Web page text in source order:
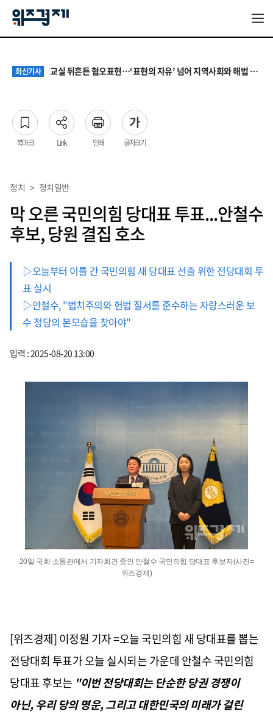
최신기사 교실 뒤흔든 혐오표현…‘표현의 자유’ 넘어 지역사회와 해법 모색
최신기사 대기업 노조 '영업이익 성과급' 요구에 전문가들 "최종 이익·투자 여력 반영해야"
최신기사 서울 집값 다시 0.26% 상승…전세도 수도권 중심으로 압박 커져
북마크 Link 인쇄 글자크기
정치 > 정치일반
막 오른 국민의힘 당대표 투표...안철수
후보, 당원 결집 호소
▷오늘부터 이틀 간 국민의힘 새 당대표 선출 위한 전당대회 투
표 실시
▷안철수, "법치주의와 헌법 질서를 준수하는 자랑스러운 보
수 정당의 본모습을 찾아야"
입력 : 2025-08-20 13:00
20일 국회 소통관에서 기자회견 중인 안철수 국민의힘 당대표 후보자(사진=
위즈경제)
[위즈경제] 이정원 기자 =오늘 국민의힘 새 당대표를 뽑는
전당대회 투표가 오늘 실시되는 가운데 안철수 국민의힘
당대표 후보는 "이번 전당대회는 단순한 당권 경쟁이
아닌, 우리 당의 명운, 그리고 대한민국의 미래가 걸린